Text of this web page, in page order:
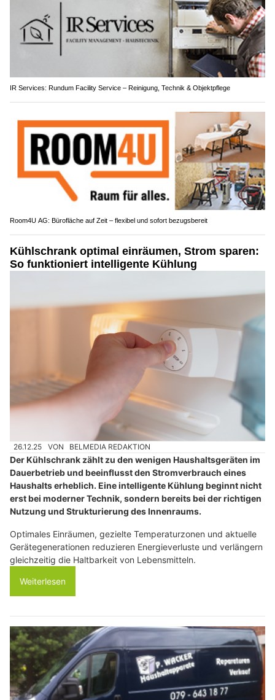
IR Services: Rundum Facility Service – Reinigung, Technik & Objektpflege
Room4U AG: Bürofläche auf Zeit – flexibel und sofort bezugsbereit
Kühlschrank optimal einräumen, Strom sparen:
So funktioniert intelligente Kühlung
26.12.25 VON BELMEDIA REDAKTION
Der Kühlschrank zählt zu den wenigen Haushaltsgeräten im
Dauerbetrieb und beeinflusst den Stromverbrauch eines
Haushalts erheblich. Eine intelligente Kühlung beginnt nicht
erst bei moderner Technik, sondern bereits bei der richtigen
Nutzung und Strukturierung des Innenraums.
Optimales Einräumen, gezielte Temperaturzonen und aktuelle
Gerätegenerationen reduzieren Energieverluste und verlängern
gleichzeitig die Haltbarkeit von Lebensmitteln.
Weiterlesen